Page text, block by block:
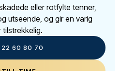
eller rotfylte tenner,
utseende, og gir en varig
tilstrekkelig.
22 60 80 70